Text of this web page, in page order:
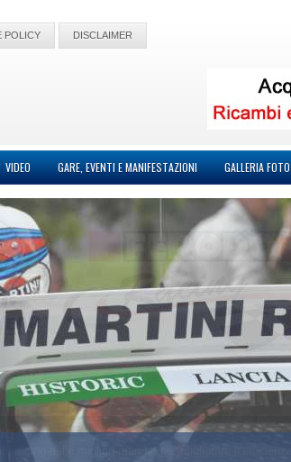
POLICY DISCLAIMER
VIDEO GARE, EVENTI E MANIFESTAZIONI GALLERIA FOTO